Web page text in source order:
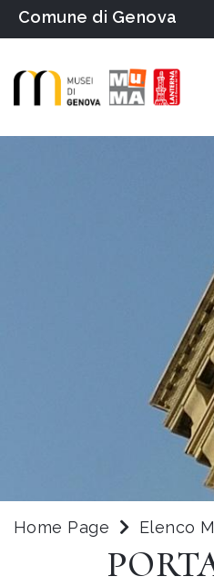
Comune di Genova
Home Page Elenco